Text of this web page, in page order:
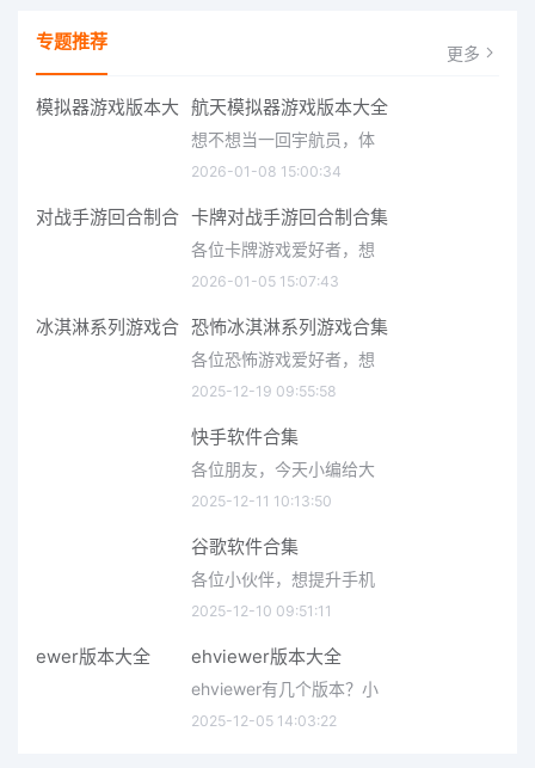
专题推荐 更多
航天模拟器游戏版本大全
想不想当一回宇航员，体
2026-01-08 15:00:34
卡牌对战手游回合制合集
各位卡牌游戏爱好者，想
2026-01-05 15:07:43
恐怖冰淇淋系列游戏合集
各位恐怖游戏爱好者，想
2025-12-19 09:55:58
快手软件合集
各位朋友，今天小编给大
2025-12-11 10:13:50
谷歌软件合集
各位小伙伴，想提升手机
2025-12-10 09:51:11
ehviewer版本大全
ehviewer有几个版本？小
2025-12-05 14:03:22